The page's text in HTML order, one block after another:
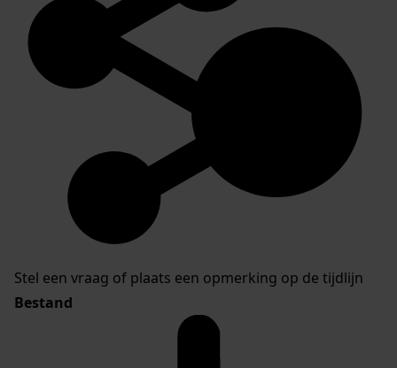
Stel een vraag of plaats een opmerking op de tijdlijn
Bestand